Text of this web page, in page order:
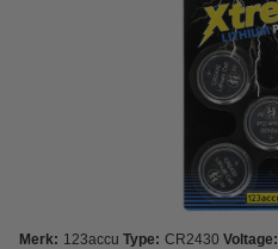
Merk: 123accu Type: CR2430 Voltage: